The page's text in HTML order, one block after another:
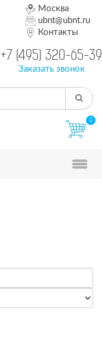
Москва
ubnt@ubnt.ru
Контакты
+7 (495) 320-65-39
Заказать звонок
0